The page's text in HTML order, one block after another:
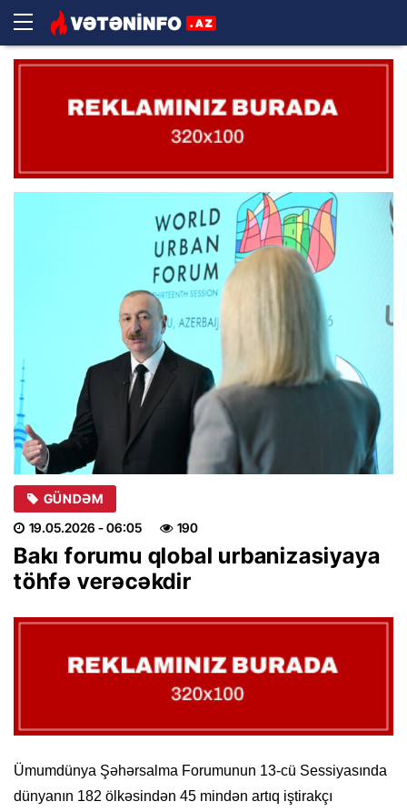
GÜNDƏM
19.05.2026 - 06:05 190
Bakı forumu qlobal urbanizasiyaya
töhfə verəcəkdir
Ümumdünya Şəhərsalma Forumunun 13-cü Sessiyasında
dünyanın 182 ölkəsindən 45 mindən artıq iştirakçı